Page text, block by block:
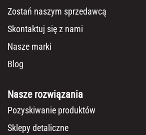
Zostań naszym sprzedawcą
Skontaktuj się z nami
Nasze marki
Blog
Nasze rozwiązania
Pozyskiwanie produktów
Sklepy detaliczne